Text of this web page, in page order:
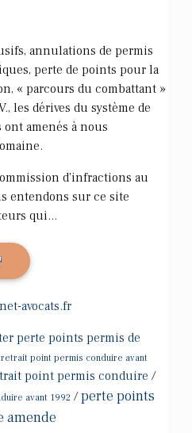
annulations de permis
perte de points pour la
« parcours du combattant »
les dérives du système de
amenés à nous
d'infractions au
entendons sur ce site
qui...
avocats.fr
perte points permis de
point permis conduire avant
point permis conduire /
avant 1992 /perte points
amende